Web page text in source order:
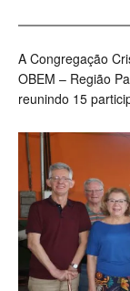
A Congregação
OBEM – Região
reunindo 15